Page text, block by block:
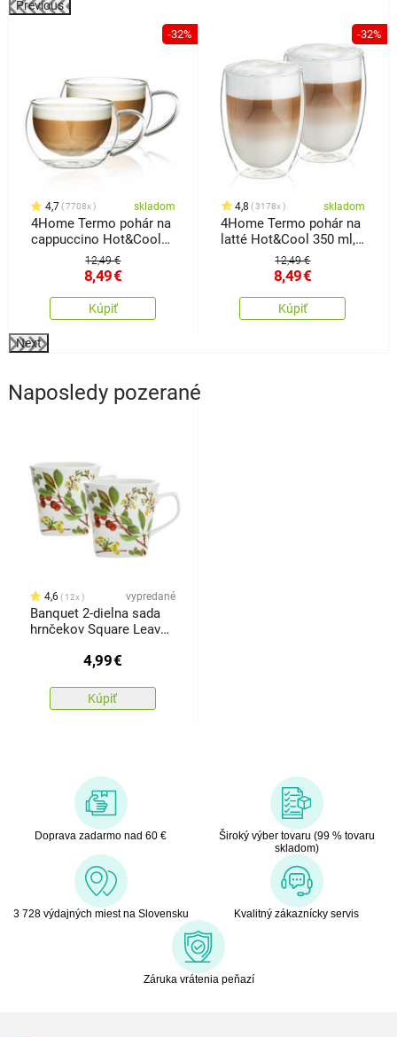
Previous
-32%
4,7 7708x skladom
4Home Termo pohár na
cappuccino Hot&Cool
280 ml, 2 ks12,49 €
8,49€
Kúpiť
-32%
4,8 3178x skladom
4Home Termo pohár na
latté Hot&Cool 350 ml,
12,49 €
8,49€
Kúpiť
Next
Naposledy pozerané
4,6 12x vypredané
Banquet 2-dielna sada
hrnčekov Square Leaves
4,99€
Kúpiť
Doprava zadarmo nad 60 €
Široký výber tovaru (99 % tovaru
skladom)
3 728 výdajných miest na Slovensku Kvalitný zákaznícky servis
Záruka vrátenia peňazí